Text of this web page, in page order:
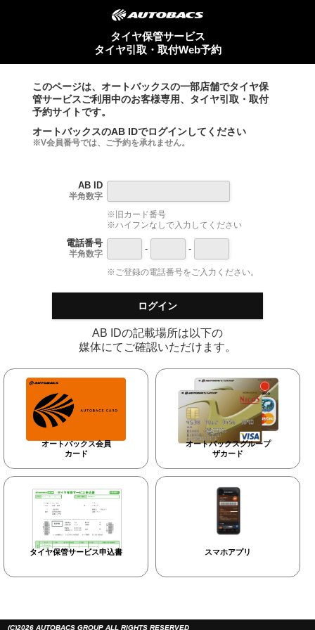
タイヤ保管サービス
タイヤ引取・取付Web予約
このページは、オートバックスの一部店舗でタイヤ保
管サービスご利用中のお客様専用、タイヤ引取・取付
予約サイトです。
オートバックスのAB IDでログインしてください
※V会員番号では、ご予約を承れません。
AB ID
半角数字
※旧カード番号
※ハイフンなしで入力してください
電話番号
半角数字 - -
※ご登録の電話番号をご入力ください。
ログイン
AB IDの記載場所は以下の
媒体にてご確認いただけます。
オートバックス会員
カード
オートバックスグループ
ザカード
タイヤ保管サービス申込書 スマホアプリ
(C)2026 AUTOBACS GROUP ALL RIGHTS RESERVED